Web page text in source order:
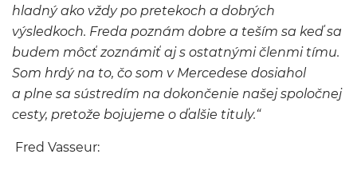
hladný ako vždy po pretekoch a dobrých
výsledkoch. Freda poznám dobre a teším sa keď sa
budem môcť zoznámiť aj s ostatnými členmi tímu.
Som hrdý na to, čo som v Mercedese dosiahol
a plne sa sústredím na dokončenie našej spoločnej
cesty, pretože bojujeme o ďalšie tituly.“
Fred Vasseur: